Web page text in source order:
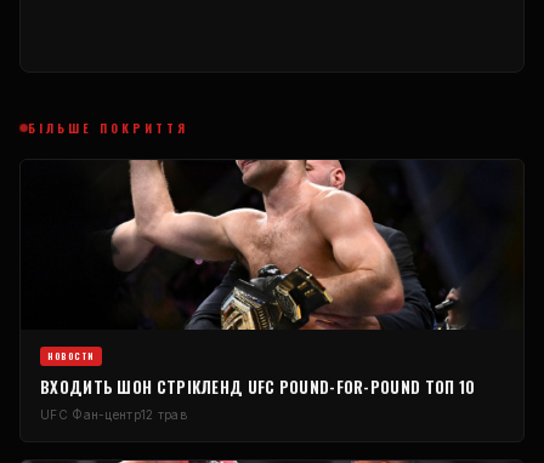
БІЛЬШЕ ПОКРИТТЯ
НОВОСТИ
ВХОДИТЬ ШОН СТРІКЛЕНД UFC POUND-FOR-POUND ТОП 10
UFC Фан-центр12 трав